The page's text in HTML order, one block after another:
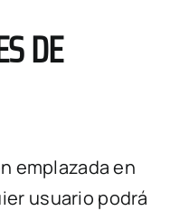
DE
emplazada en
usuario podrá